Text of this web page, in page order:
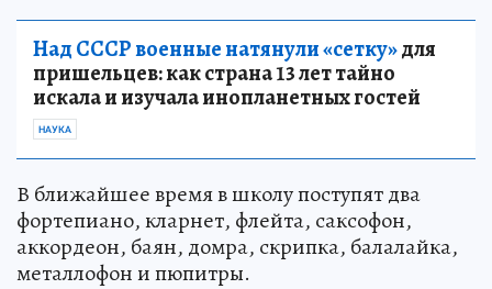
Над СССР военные натянули «сетку»для
пришельцев: как страна 13 лет тайно
искала и изучала инопланетных гостей
НАУКА
В ближайшее время в школу поступят два
фортепиано, кларнет, флейта, саксофон,
аккордеон, баян, домра, скрипка, балалайка,
металлофон и пюпитры.